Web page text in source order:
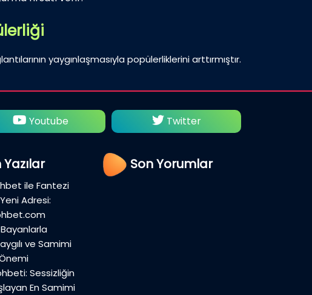
yaygınlaşmasıyla popülerliklerini arttırmıştır.
Youtube Twitter
Yazılar
ile Fantezi
Adresi:
Bayanlarla
ve Samimi
Sessizliğin
En Samimi
Son Yorumlar